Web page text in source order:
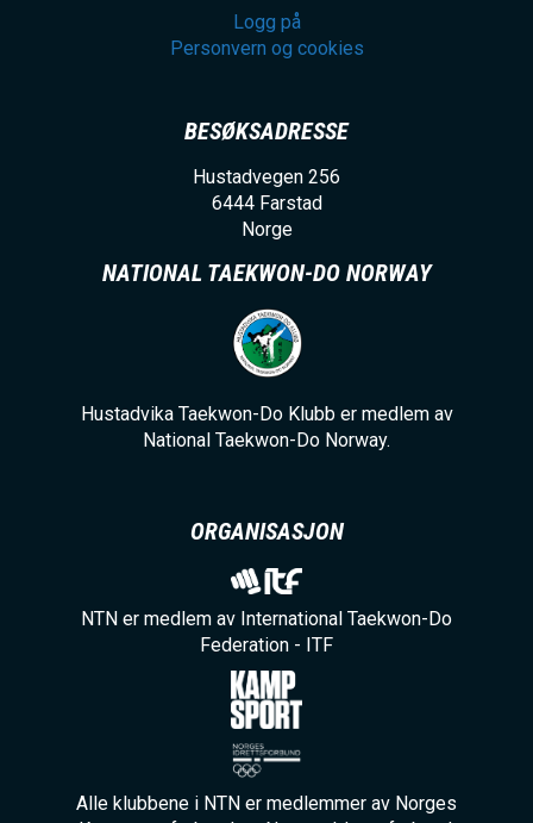
Logg på
Personvern og cookies
BESØKSADRESSE
Hustadvegen 256
6444 Farstad
Norge
NATIONAL TAEKWON-DO NORWAY
Hustadvika Taekwon-Do Klubb er medlem av
National Taekwon-Do Norway.
ORGANISASJON
NTN er medlem av International Taekwon-Do
Federation - ITF
Alle klubbene i NTN er medlemmer av Norges